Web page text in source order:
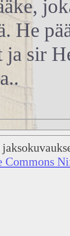
He
ja sir
Commons